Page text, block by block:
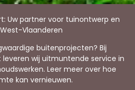
Uw partner voor tuinontwerp en
Vlaanderen
buitenprojecten? Bij
wij uitmuntende service in
Leer meer over hoe
kan vernieuwen.